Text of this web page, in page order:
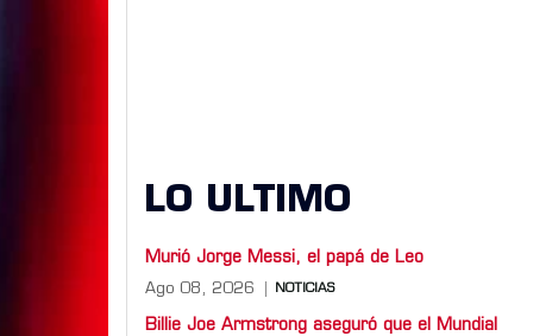
LO ULTIMO
Murió Jorge Messi, el papá de Leo
Ago 08, 2026 NOTICIAS
Billie Joe Armstrong aseguró que el Mundial